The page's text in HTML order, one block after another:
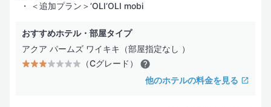
＜追加プラン＞‘OLI‘OLI mobi
おすすめホテル・部屋タイプ
アクア パームズ ワイキキ（部屋指定なし ）
（Cグレード）
他のホテルの料金を見る